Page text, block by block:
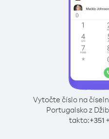
Vytočte číslo na
Portugalsko z
takto:+351+